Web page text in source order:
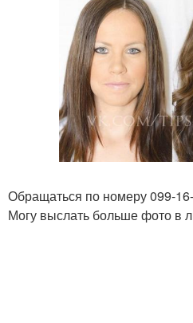
Обращаться по номеру 099-
Могу выслать больше фото в